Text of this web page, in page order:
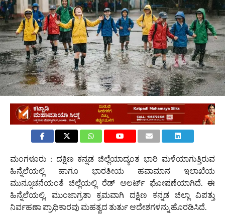
ಮಂಗಳೂರು : ದಕ್ಷಿಣ ಕನ್ನಡ ಜಿಲ್ಲೆಯಾದ್ಯಂತ ಭಾರಿ ಮಳೆಯಾಗುತ್ತಿರುವ
ಹಿನ್ನೆಲೆಯಲ್ಲಿ ಹಾಗೂ ಭಾರತೀಯ ಹವಾಮಾನ ಇಲಾಖೆಯ
ಮುನ್ಸೂಚನೆಯಂತೆ ಜಿಲ್ಲೆಯಲ್ಲಿ ರೆಡ್ ಅಲರ್ಟ್ ಘೋಷಣೆಯಾಗಿದೆ. ಈ
ಹಿನ್ನೆಲೆಯಲ್ಲಿ, ಮುಂಜಾಗ್ರತಾ ಕ್ರಮವಾಗಿ ದಕ್ಷಿಣ ಕನ್ನಡ ಜಿಲ್ಲಾ ವಿಪತ್ತು
ನಿರ್ವಹಣಾ ಪ್ರಾಧಿಕಾರವು ಮಹತ್ವದ ತುರ್ತು ಆದೇಶಗಳನ್ನು ಹೊರಡಿಸಿದೆ.